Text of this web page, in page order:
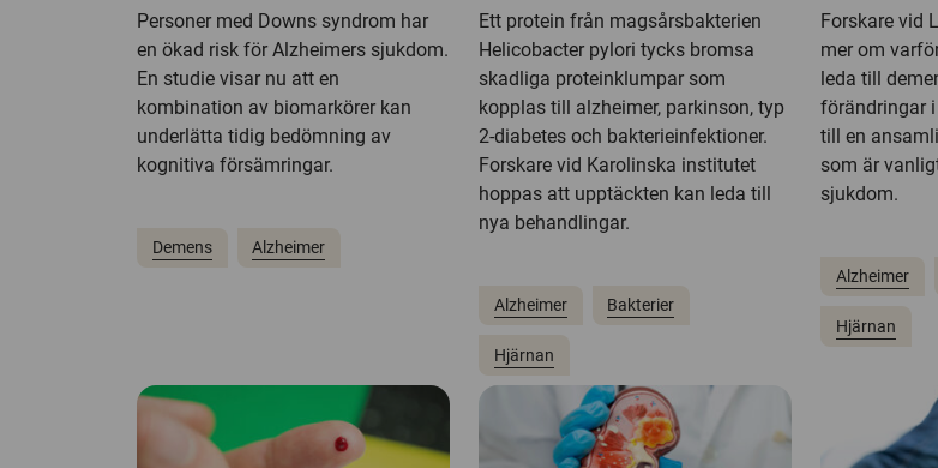
Personer med Downs syndrom har
en ökad risk för Alzheimers sjukdom.
En studie visar nu att en
kombination av biomarkörer kan
underlätta tidig bedömning av
kognitiva försämringar.
Demens Alzheimer
Ett protein från magsårsbakterien
Helicobacter pylori tycks bromsa
skadliga proteinklumpar som
kopplas till alzheimer, parkinson, typ
2-diabetes och bakterieinfektioner.
Forskare vid Karolinska institutet
hoppas att upptäckten kan leda till
nya behandlingar.
Alzheimer Bakterier
Hjärnan
Forskare vid
mer om
leda till
förändringar
till en
som är
sjukdom.
Alzheimer
Hjärnan